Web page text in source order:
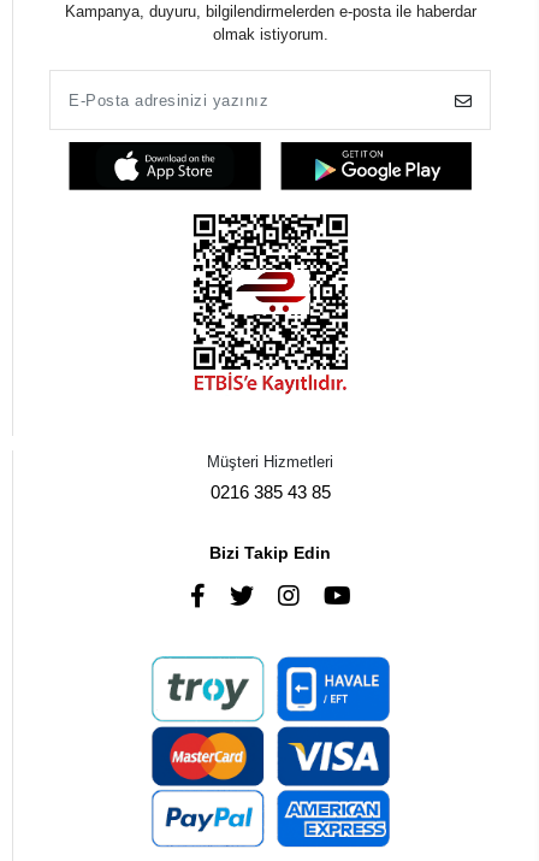
Kampanya, duyuru, bilgilendirmelerden e-posta ile haberdar
olmak istiyorum.
Müşteri Hizmetleri
0216 385 43 85
Bizi Takip Edin